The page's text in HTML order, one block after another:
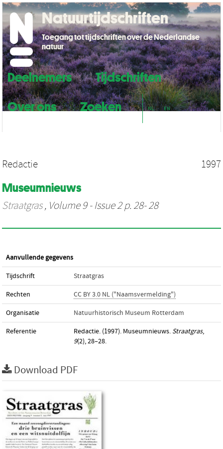
Deelnemers
Tijdschriften
Over ons
Zoeken NL EN
Natuurtijdschriften
Toegang tot tijdschriften over de Nederlandse
natuur
Redactie 1997
Museumnieuws
Straatgras, Volume 9 - Issue 2 p. 28- 28
Aanvullende gegevens
Tijdschrift Straatgras
Rechten CC BY 3.0 NL ("Naamsvermelding")
Organisatie Natuurhistorisch Museum Rotterdam
Referentie Redactie. (1997). Museumnieuws. Straatgras,
9(2), 28–28.
Download PDF